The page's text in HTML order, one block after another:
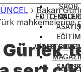
SPOR
ASAYİŞ
EĞİTİM
SAĞLIK
FOTO
VİDEO
› Bakan
mahkemelerine